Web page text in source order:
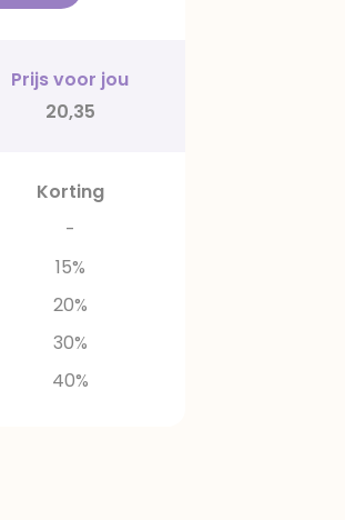
Prijs voor jou
20,35
Korting
-
15%
20%
30%
40%